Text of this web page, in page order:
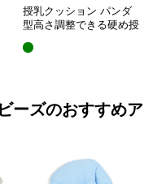
授乳クッション パンダ
型高さ調整できる硬め授
ビーズのおすすめ